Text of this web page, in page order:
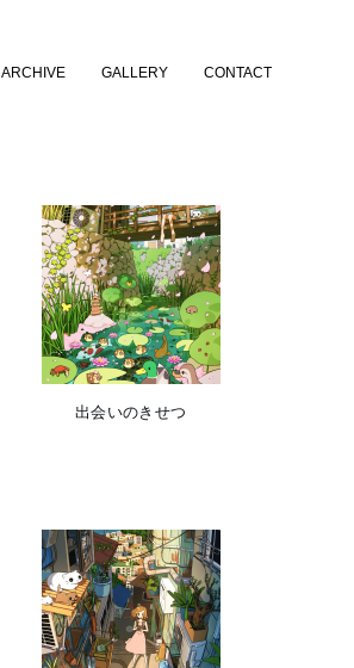
ARCHIVE GALLERY CONTACT
出会いのきせつ